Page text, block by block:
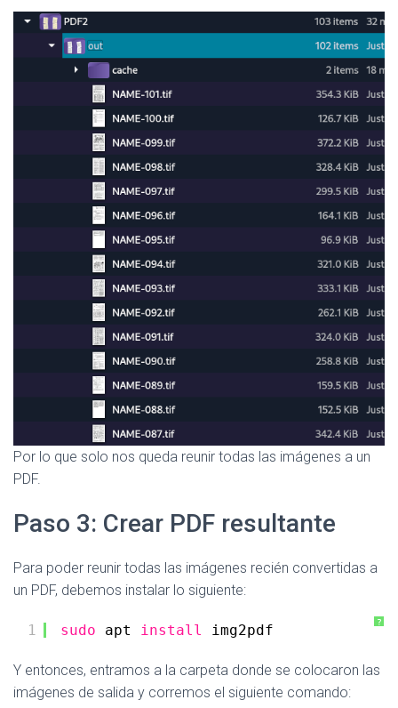
Por lo que solo nos queda reunir todas las imágenes a un
PDF.
Paso 3: Crear PDF resultante
Para poder reunir todas las imágenes recién convertidas a
un PDF, debemos instalar lo siguiente:
?
1 sudo apt install img2pdf
Y entonces, entramos a la carpeta donde se colocaron las
imágenes de salida y corremos el siguiente comando: